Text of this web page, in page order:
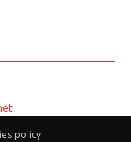
policy